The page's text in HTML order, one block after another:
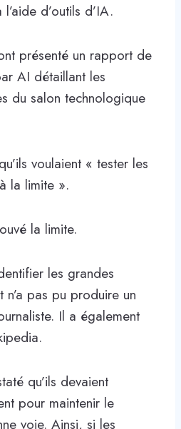
d’outils d’IA.
présenté un rapport de
AI détaillant les
du salon technologique
voulaient « tester les
la limite ».
la limite.
les grandes
n’a pas pu produire un
Il a également
qu’ils devaient
pour maintenir le
voie. Ainsi, si les